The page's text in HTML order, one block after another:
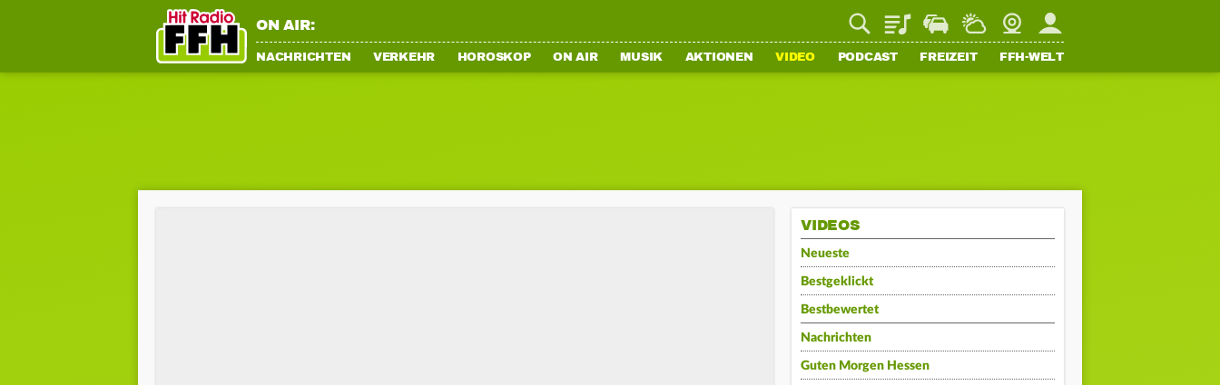
ON AIR: PlaylistStaupilotWetterWebcamMein FFH
NACHRICHTEN VERKEHR HOROSKOP ON AIR MUSIK AKTIONEN VIDEO PODCAST FREIZEIT FFH-WELT
VIDEOS
Neueste
Bestgeklickt
Bestbewertet
Nachrichten
Guten Morgen Hessen